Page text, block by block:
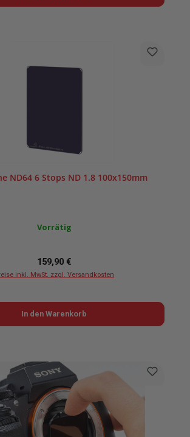
ND64 6 Stops ND 1.8 100x150mm
Vorrätig
Regulärer Preis:
159,90 €
inkl. MwSt. zzgl. Versandkosten
In den Warenkorb